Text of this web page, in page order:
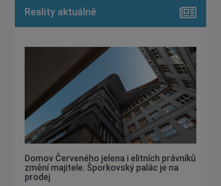
Reality aktuálně
Domov Červeného jelena i elitních právníků
změní majitele. Šporkovský palác je na
prodej